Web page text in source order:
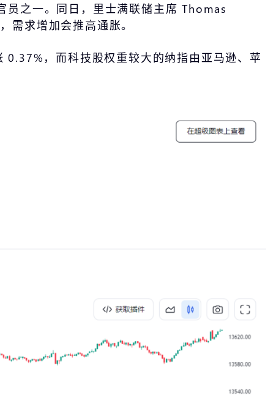
员之一。同日，里士满联储主席 Thomas
需求增加会推高通胀。
，而科技股权重较大的纳指由亚马逊、苹